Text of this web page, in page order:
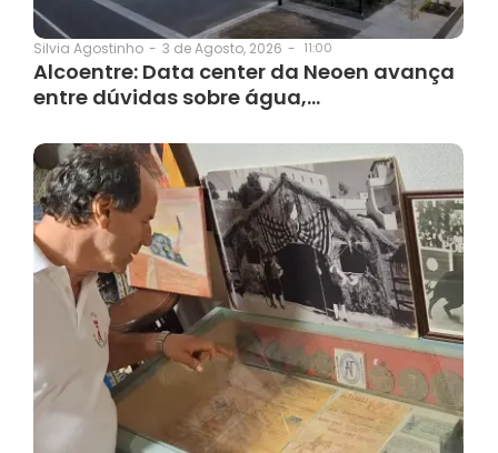
Silvia Agostinho - 3 de Agosto, 2026 - 11:00
Alcoentre: Data center da Neoen avança
entre dúvidas sobre água,…